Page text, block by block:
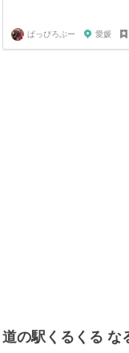
ぱっぴろぷー 愛媛
道の駅くるくる な